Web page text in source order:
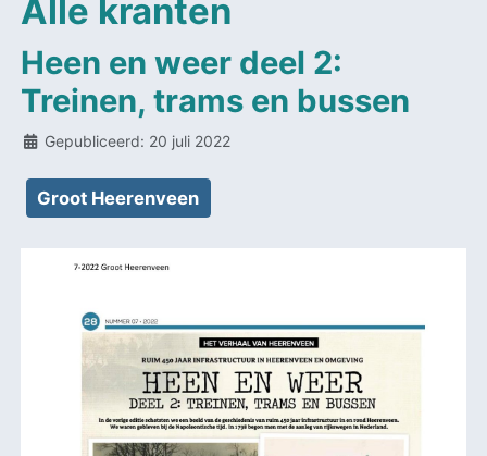
Alle kranten
Heen en weer deel 2:
Treinen, trams en bussen
Details
Gepubliceerd: 20 juli 2022
Groot Heerenveen